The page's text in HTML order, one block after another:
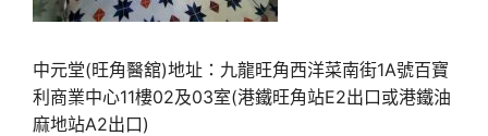
中元堂(旺角醫舘)地址：九龍旺角西洋菜南街1A號百寶
利商業中心11樓02及03室(港鐵旺角站E2出口或港鐵油
麻地站A2出口)